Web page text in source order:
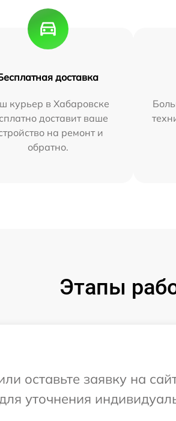
доставка
курьер в Хабаровске
доставит ваше
на ремонт и
обратно.
Этапы
оставьте заявку на
уточнения